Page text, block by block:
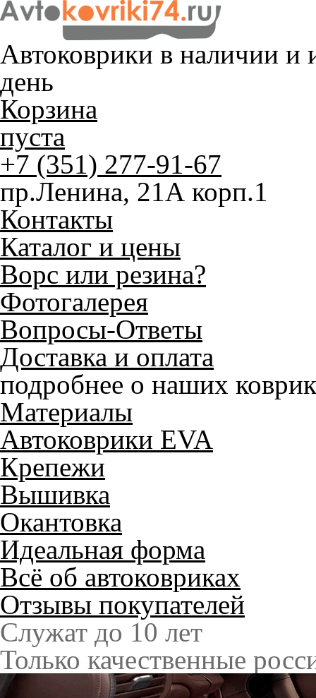
Автоковрики в наличии и
день
Корзина
пуста
+7 (351) 277-91-67
пр.Ленина, 21А корп.1
Контакты
Каталог и цены
Ворс или резина?
Фотогалерея
Вопросы-Ответы
Доставка и оплата
подробнее о наших
Материалы
Автоковрики EVA
Крепежи
Вышивка
Окантовка
Идеальная форма
Всё об автоковриках
Отзывы покупателей
Служат до 10 лет
Только качественные